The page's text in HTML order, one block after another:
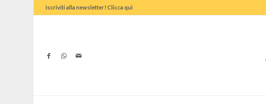
Iscriviti alla newsletter! Clicca qui